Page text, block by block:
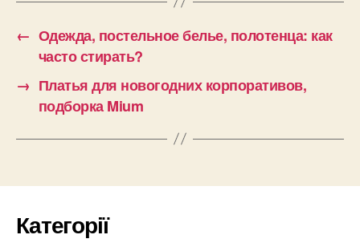
← Одежда, постельное белье, полотенца: как
часто стирать?
→ Платья для новогодних корпоративов,
подборка Mium
Категорії